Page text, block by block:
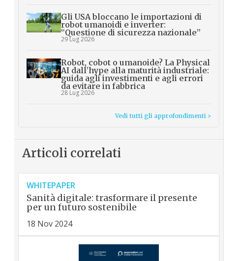
Gli USA bloccano le importazioni di
robot umanoidi e inverter:
“Questione di sicurezza nazionale”
29 Lug 2026
Robot, cobot o umanoide? La Physical
AI dall’hype alla maturità industriale:
guida agli investimenti e agli errori
da evitare in fabbrica
28 Lug 2026
Vedi tutti gli approfondimenti >
Articoli correlati
WHITEPAPER
Sanità digitale: trasformare il presente
per un futuro sostenibile
18 Nov 2024